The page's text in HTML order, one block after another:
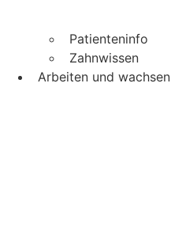
Patienteninfo
Zahnwissen
Arbeiten und wachsen